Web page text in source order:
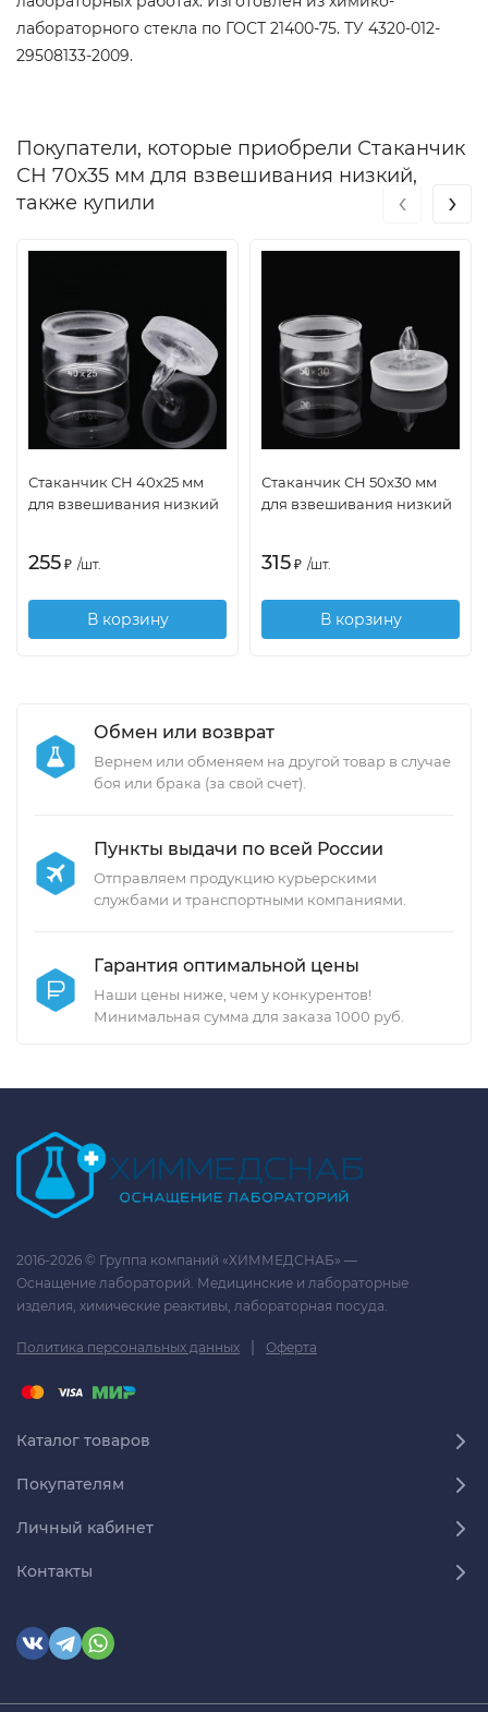
лабораторного стекла по ГОСТ 21400-75. ТУ 4320-012-
29508133-2009.
Покупатели, которые приобрели Стаканчик
СН 70х35 мм для взвешивания низкий,
также купили
Стаканчик СН 40х25 мм
для взвешивания низкий
255 ₽ /шт.
В корзину
Стаканчик СН 50х30 мм
для взвешивания низкий
315 ₽ /шт.
В корзину
‹ ›
Обмен или возврат
Вернем или обменяем на другой товар в случае
боя или брака (за свой счет).
Пункты выдачи по всей России
Отправляем продукцию курьерскими
службами и транспортными компаниями.
Гарантия оптимальной цены
Наши цены ниже, чем у конкурентов!
Минимальная сумма для заказа 1000 руб.
2016-2026 © Группа компаний «ХИММЕДСНАБ» —
Оснащение лабораторий. Медицинские и лабораторные
изделия, химические реактивы, лабораторная посуда.
Политика персональных данных | Оферта
Каталог товаров
Покупателям
Личный кабинет
Контакты